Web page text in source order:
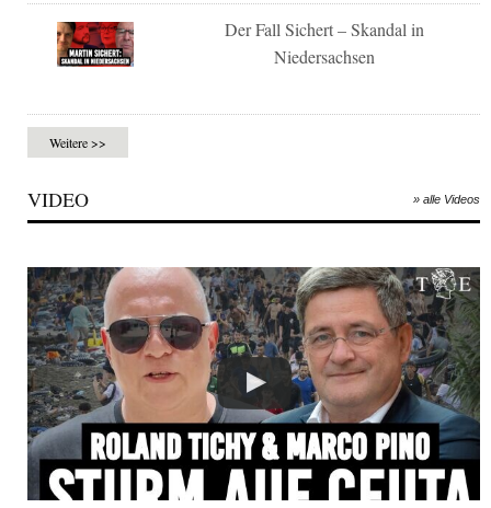
Der Fall Sichert – Skandal in
Niedersachsen
Weitere >>
VIDEO » alle Videos